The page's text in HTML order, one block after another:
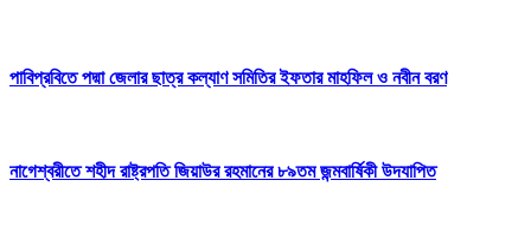
পাবিপ্রবিতে পদ্মা জেলার ছাত্র কল্যাণ সমিতির ইফতার মাহফিল ও নবীন বরণ
নাগেশ্বরীতে শহীদ রাষ্ট্রপতি জিয়াউর রহমানের ৮৯তম জন্মবার্ষিকী উদযাপিত